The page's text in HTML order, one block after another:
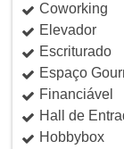
Coworking
Elevador
Escriturado
Espaço
Financiável
Hall de
Hobbybox